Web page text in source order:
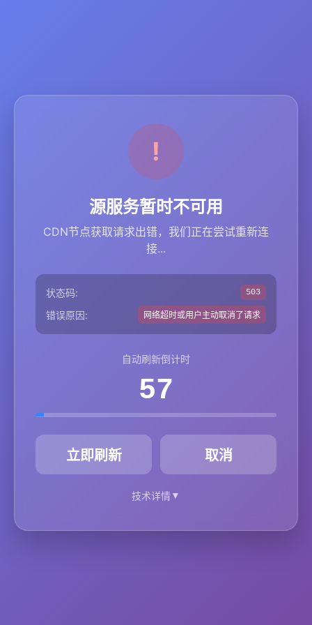
源服务暂时不可用
CDN节点获取请求出错，我们正在尝试重新连
接...
状态码: 503
错误原因: 网络超时或用户主动取消了请求
自动刷新倒计时
57
立即刷新 取消
技术详情▼